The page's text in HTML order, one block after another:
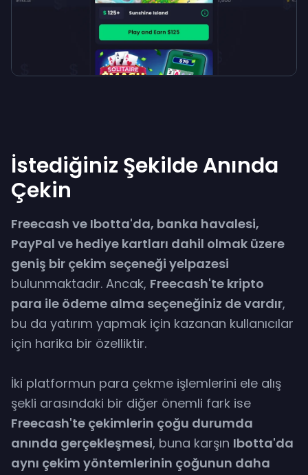
İstediğiniz Şekilde Anında
Çekin
Freecash ve Ibotta'da, banka havalesi,
PayPal ve hediye kartları dahil olmak üzere
geniş bir çekim seçeneği yelpazesi
bulunmaktadır. Ancak, Freecash'te kripto
para ile ödeme alma seçeneğiniz de vardır,
bu da yatırım yapmak için kazanan kullanıcılar
için harika bir özelliktir.
İki platformun para çekme işlemlerini ele alış
şekli arasındaki bir diğer önemli fark ise
Freecash'te çekimlerin çoğu durumda
anında gerçekleşmesi, buna karşın Ibotta'da
aynı çekim yöntemlerinin çoğunun daha